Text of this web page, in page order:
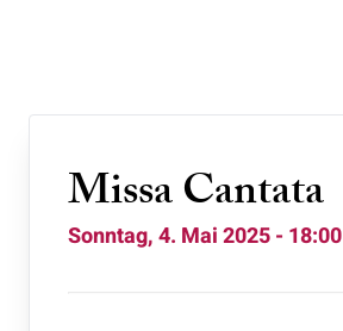
Missa Cantata
Sonntag, 4. Mai 2025 - 18:00